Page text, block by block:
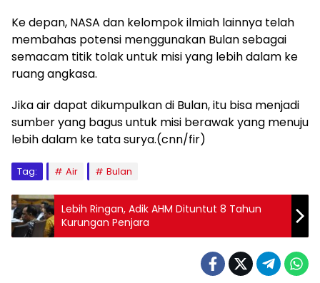
Ke depan, NASA dan kelompok ilmiah lainnya telah
membahas potensi menggunakan Bulan sebagai
semacam titik tolak untuk misi yang lebih dalam ke
ruang angkasa.
Jika air dapat dikumpulkan di Bulan, itu bisa menjadi
sumber yang bagus untuk misi berawak yang menuju
lebih dalam ke tata surya.(cnn/fir)
Tag: Air Bulan
Lebih Ringan, Adik AHM Dituntut 8 Tahun
Kurungan Penjara